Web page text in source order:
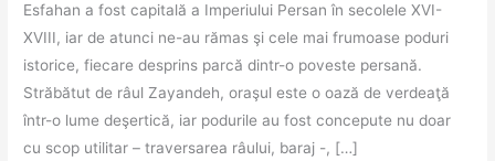
Esfahan a fost capitală a Imperiului Persan în secolele XVI-
XVIII, iar de atunci ne-au rămas şi cele mai frumoase poduri
istorice, fiecare desprins parcă dintr-o poveste persană.
Străbătut de râul Zayandeh, oraşul este o oază de verdeaţă
într-o lume deşertică, iar podurile au fost concepute nu doar
cu scop utilitar – traversarea râului, baraj -, […]